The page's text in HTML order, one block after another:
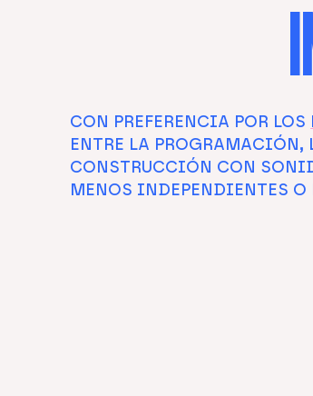
CON PREFERENCIA POR LOS
ENTRE LA
CONSTRUCCIÓN CON
MENOS INDEPENDIENTES O